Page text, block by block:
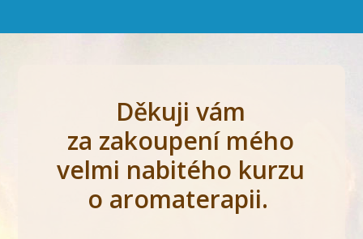
Děkuji vám
za zakoupení mého
velmi nabitého kurzu
o aromaterapii.